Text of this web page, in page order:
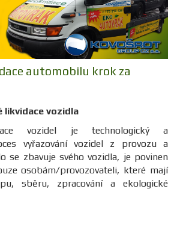
automobilu krok za
likvidace vozidla
vozidel je technologický a
vyřazování vozidel z provozu a
se zbavuje svého vozidla, je povinen
osobám/provozovateli, které mají
sběru, zpracování a ekologické